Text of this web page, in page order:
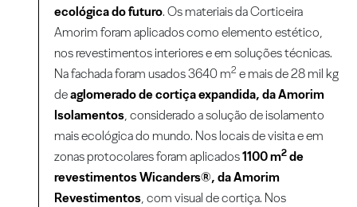
ecológica do futuro. Os materiais da Corticeira
Amorim foram aplicados como elemento estético,
nos revestimentos interiores e em soluções técnicas.
Na fachada foram usados 3640 m2 e mais de 28 mil kg
deaglomerado de cortiça expandida, da Amorim
Isolamentos, considerado a solução de isolamento
mais ecológica do mundo. Nos locais de visita e em
zonas protocolares foram aplicados1100 m2 de
revestimentos Wicanders®, da Amorim
Revestimentos, com visual de cortiça. Nos